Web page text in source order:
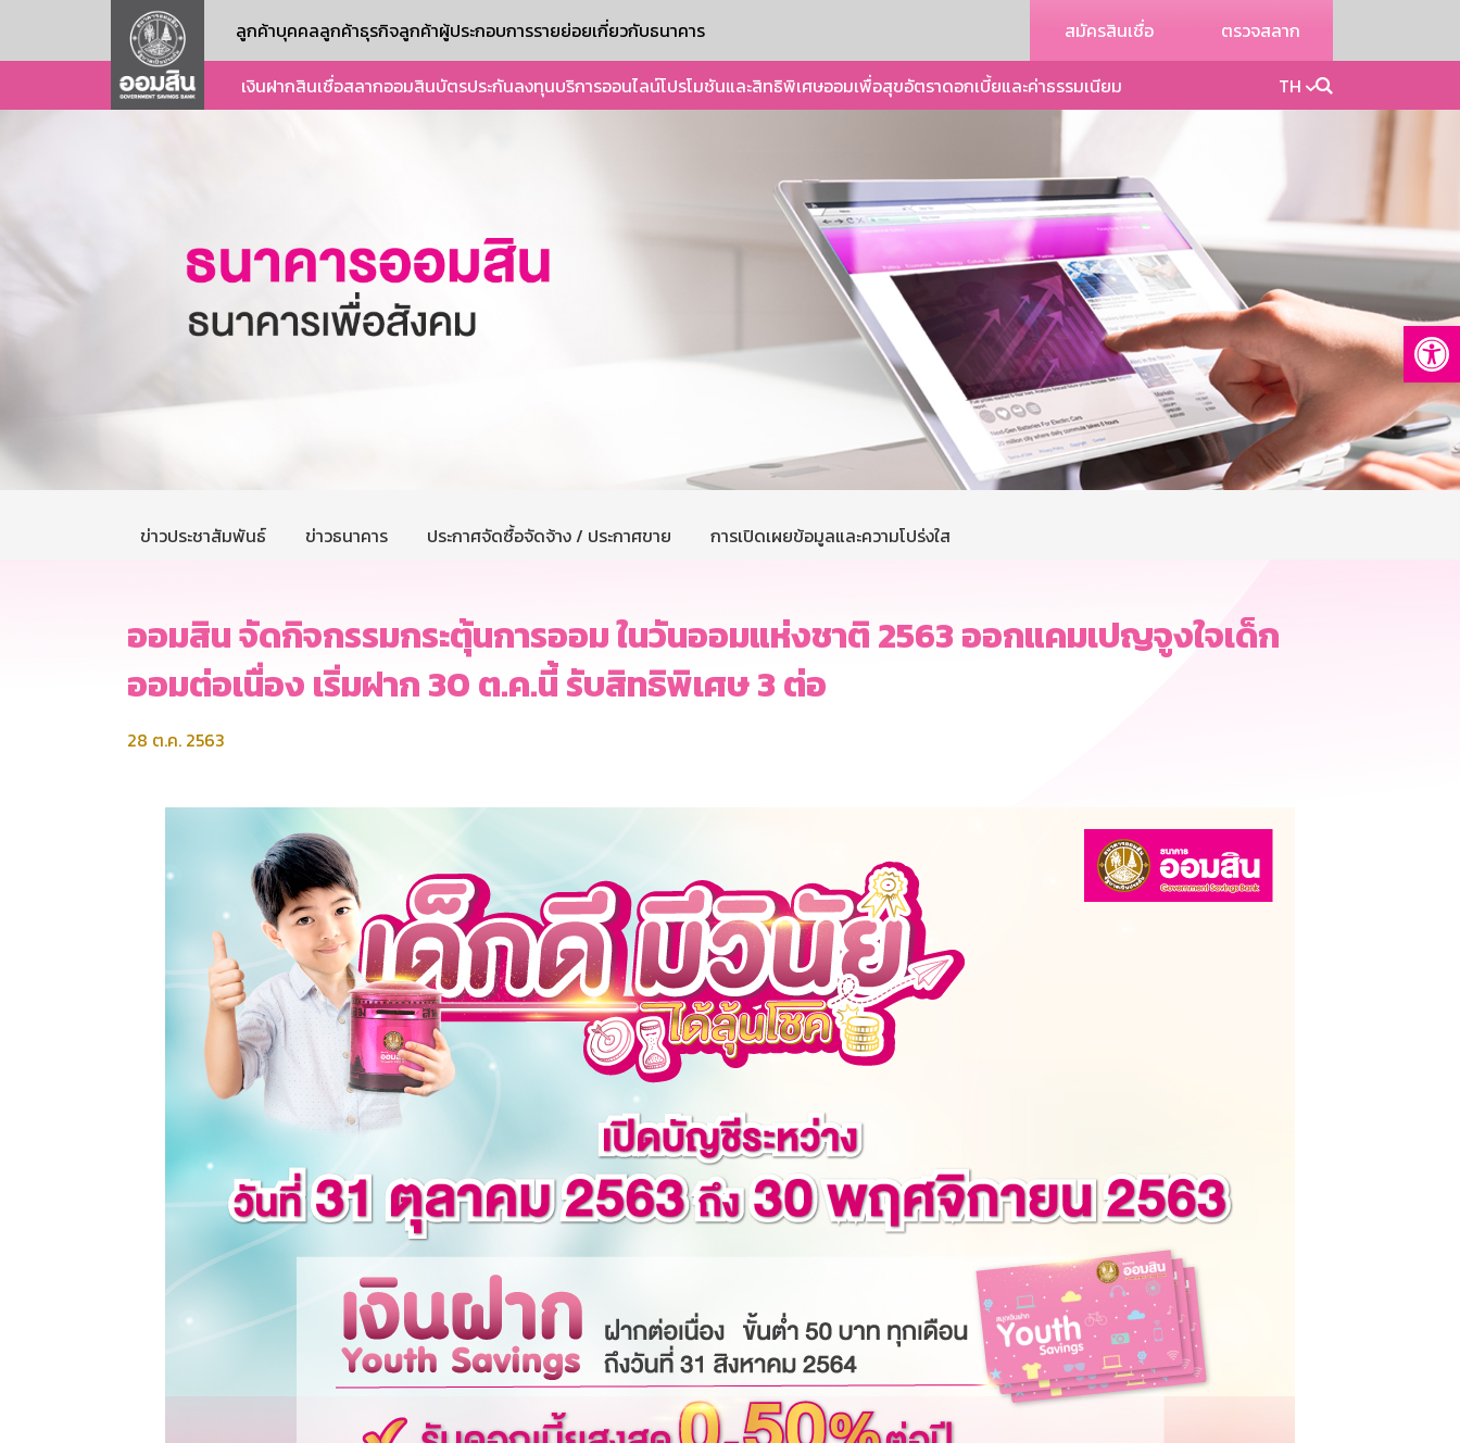
ลูกค้าบุคคลลูกค้าธุรกิจลูกค้าผู้ประกอบการรายย่อยเกี่ยวกับธนาคาร สมัครสินเชื่อ ตรวจสลาก
เงินฝากสินเชื่อสลากออมสินบัตรประกันลงทุนบริการออนไลน์โปรโมชันและสิทธิพิเศษออมเพื่อสุขอัตราดอกเบี้ยและค่าธรรมเนียม TH
ข่าวประชาสัมพันธ์ ข่าวธนาคาร ประกาศจัดซื้อจัดจ้าง / ประกาศขาย การเปิดเผยข้อมูลและความโปร่งใส
ออมสิน จัดกิจกรรมกระตุ้นการออม ในวันออมแห่งชาติ 2563 ออกแคมเปญจูงใจเด็ก
ออมต่อเนื่อง เริ่มฝาก 30 ต.ค.นี้ รับสิทธิพิเศษ 3 ต่อ
28 ต.ค. 2563